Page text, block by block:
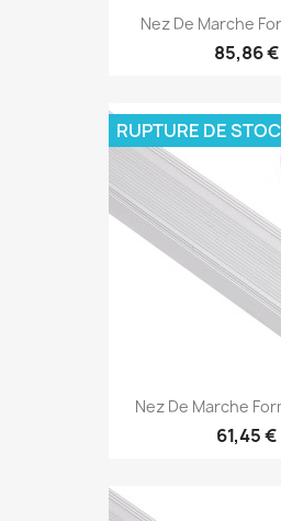
Nez De Marche
85,86 €
Nez De Marche
61,45 €
RUPTURE DE